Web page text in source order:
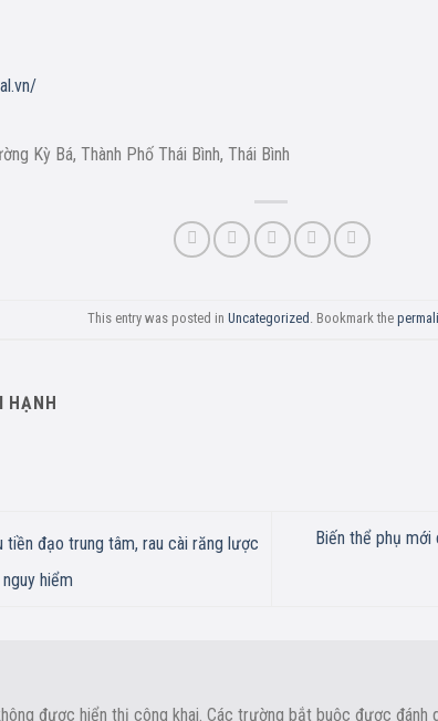
Kỳ Bá, Thành Phố Thái Bình, Thái Bình
This entry was posted in Uncategorized . Bookmark the
HẠNH
tiền đạo trung tâm, rau cài răng lược
hiểm
Biến thể phụ mới
được hiển thị công khai. Các trường bắt buộc được đánh